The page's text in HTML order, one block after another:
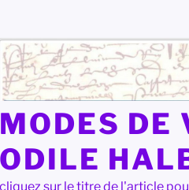
MODES DE
ODILE
cliquez sur le titre de l'article